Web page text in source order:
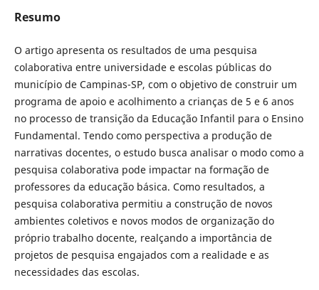
Resumo
O artigo apresenta os resultados de uma pesquisa
colaborativa entre universidade e escolas públicas do
município de Campinas-SP, com o objetivo de construir um
programa de apoio e acolhimento a crianças de 5 e 6 anos
no processo de transição da Educação Infantil para o Ensino
Fundamental. Tendo como perspectiva a produção de
narrativas docentes, o estudo busca analisar o modo como a
pesquisa colaborativa pode impactar na formação de
professores da educação básica. Como resultados, a
pesquisa colaborativa permitiu a construção de novos
ambientes coletivos e novos modos de organização do
próprio trabalho docente, realçando a importância de
projetos de pesquisa engajados com a realidade e as
necessidades das escolas.